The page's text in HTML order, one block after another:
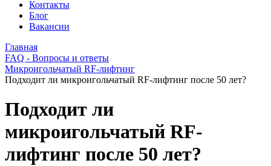
Контакты
Блог
Вакансии
Главная
FAQ - Вопросы и ответы
Микроигольчатый RF-лифтинг
Подходит ли микроигольчатый RF-лифтинг после 50 лет?
Подходит ли
микроигольчатый RF-
лифтинг после 50 лет?